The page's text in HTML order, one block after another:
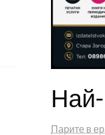
Парите в